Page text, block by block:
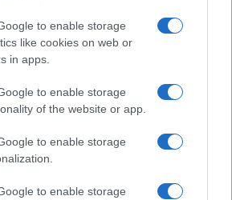
to enable storage
like cookies on web or
in apps.
to enable storage
of the website or app.
to enable storage
to enable storage